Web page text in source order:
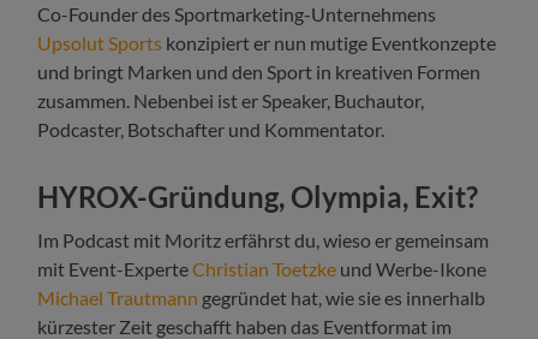
Co-Founder des Sportmarketing-Unternehmens
Upsolut Sports konzipiert er nun mutige Eventkonzepte
und bringt Marken und den Sport in kreativen Formen
zusammen. Nebenbei ist er Speaker, Buchautor,
Podcaster, Botschafter und Kommentator.
HYROX-Gründung, Olympia, Exit?
Im Podcast mit Moritz erfährst du, wieso er gemeinsam
mit Event-ExperteChristian Toetzke und Werbe-Ikone
Michael Trautmann gegründet hat, wie sie es innerhalb
kürzester Zeit geschafft haben das Eventformat im